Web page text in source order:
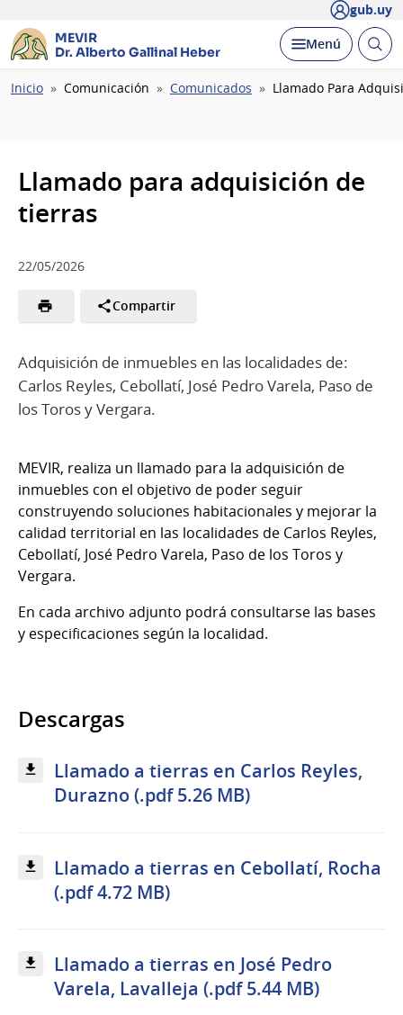
gub.uy
MEVIR
Dr. Alberto Gallinal Heber
Desplegar
Menú Abrir
Ruta
Inicio Comunicación Comunicados Llamado Para
Llamado para adquisición de
tierras
22/05/2026
Compartir
Adquisición de inmuebles en las localidades de:
Carlos Reyles, Cebollatí, José Pedro Varela, Paso de
los Toros y Vergara.
MEVIR, realiza un llamado para la adquisición de
inmuebles con el objetivo de poder seguir
construyendo soluciones habitacionales y mejorar la
calidad territorial en las localidades de Carlos Reyles,
Cebollatí, José Pedro Varela, Paso de los Toros y
Vergara.
En cada archivo adjunto podrá consultarse las bases
y especificaciones según la localidad.
Descargas
Llamado a tierras en Carlos Reyles,
Durazno (.pdf 5.26 MB)
Llamado a tierras en Cebollatí, Rocha
(.pdf 4.72 MB)
Llamado a tierras en José Pedro
Varela, Lavalleja (.pdf 5.44 MB)